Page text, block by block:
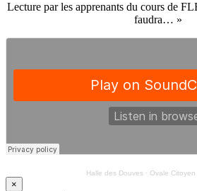
Lecture par les apprenants du cours de
faudra… »
Halle des Douves· Ovale
×